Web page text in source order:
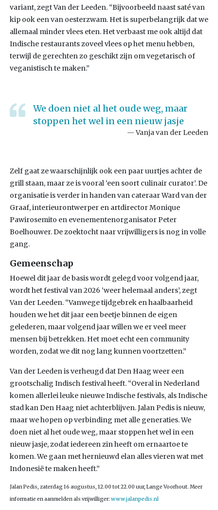
variant, zegt Van der Leeden. “Bijvoorbeeld naast saté van
kip ook een van oesterzwam. Het is superbelangrijk dat we
allemaal minder vlees eten. Het verbaast me ook altijd dat
Indische restaurants zoveel vlees op het menu hebben,
terwijl de gerechten zo geschikt zijn om vegetarisch of
veganistisch te maken.”
We doen niet al het oude weg, maar
stoppen het wel in een nieuw jasje
Vanja van der Leeden
Zelf gaat ze waarschijnlijk ook een paar uurtjes achter de
grill staan, maar ze is vooral ‘een soort culinair curator’. De
organisatie is verder in handen van cateraar Ward van der
Graaf, interieurontwerper en artdirector Monique
Pawirosemito en evenementenorganisator Peter
Boelhouwer. De zoektocht naar vrijwilligers is nog in volle
gang.
Gemeenschap
Hoewel dit jaar de basis wordt gelegd voor volgend jaar,
wordt het festival van 2026 ‘weer helemaal anders’, zegt
Van der Leeden. “Vanwege tijdgebrek en haalbaarheid
houden we het dit jaar een beetje binnen de eigen
gelederen, maar volgend jaar willen we er veel meer
mensen bij betrekken. Het moet echt een community
worden, zodat we dit nog lang kunnen voortzetten.”
Van der Leeden is verheugd dat Den Haag weer een
grootschalig Indisch festival heeft. “Overal in Nederland
komen allerlei leuke nieuwe Indische festivals, als Indische
stad kan Den Haag niet achterblijven. Jalan Pedis is nieuw,
maar we hopen op verbinding met alle generaties. We
doen niet al het oude weg, maar stoppen het wel in een
nieuw jasje, zodat iedereen zin heeft om ernaartoe te
komen. We gaan met hernieuwd elan alles vieren wat met
Indonesië te maken heeft.”
Jalan Pedis, zaterdag 16 augustus, 12.00 tot 22.00 uur, Lange Voorhout. Meer
informatie en aanmelden als vrijwilliger: www.jalanpedis.nl